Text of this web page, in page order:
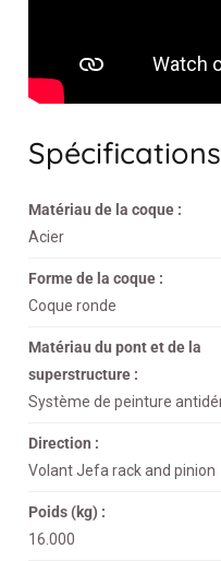
Spécifications
Matériau de la coque :
Acier
Forme de la coque :
Coque ronde
Matériau du pont et de la
superstructure :
Système de peinture
Direction :
Volant Jefa rack and pinion
Poids (kg) :
16.000